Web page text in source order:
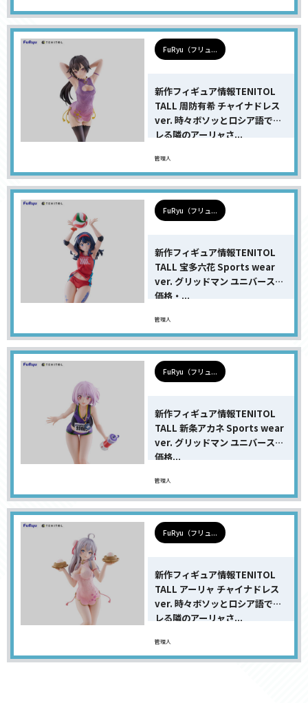
FuRyu（フリュ...
新作フィギュア情報TENITOL
TALL 周防有希 チャイナドレス
ver. 時々ボソッとロシア語でデ
レる隣のアーリャさ...
管理人
FuRyu（フリュ...
新作フィギュア情報TENITOL
TALL 宝多六花 Sports wear
ver. グリッドマン ユニバースの
価格・...
管理人
FuRyu（フリュ...
新作フィギュア情報TENITOL
TALL 新条アカネ Sports wear
ver. グリッドマン ユニバースの
価格...
管理人
FuRyu（フリュ...
新作フィギュア情報TENITOL
TALL アーリャ チャイナドレス
ver. 時々ボソッとロシア語でデ
レる隣のアーリャさ...
管理人